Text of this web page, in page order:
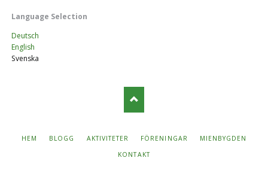
Language Selection
Deutsch
English
Svenska
TAHEM BLOGG AKTIVITETER FÖRENINGAR
MIENBYGDEN
KONTAKT